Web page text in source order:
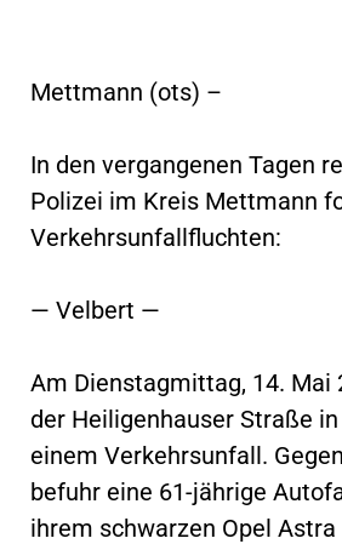
Mettmann (ots) –
In den vergangenen Tagen
Polizei im Kreis Mettmann
Verkehrsunfallfluchten:
— Velbert —
Am Dienstagmittag, 14. Mai
der Heiligenhauser Straße
einem Verkehrsunfall.
befuhr eine 61-jährige
ihrem schwarzen Opel Astra